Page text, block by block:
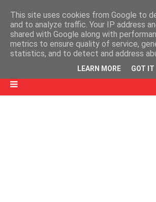
This site uses cookies from Google to
and to analyze traffic. Your IP address
shared with Google along with
metrics to ensure quality of service,
statistics, and to detect and address
LEARN MORE GOT IT